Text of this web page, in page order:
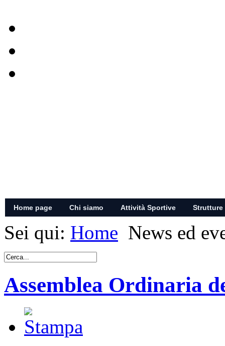
Home page Chi siamo Attività Sportive Strutture
Sei qui: Home News ed
Assemblea Ordinaria